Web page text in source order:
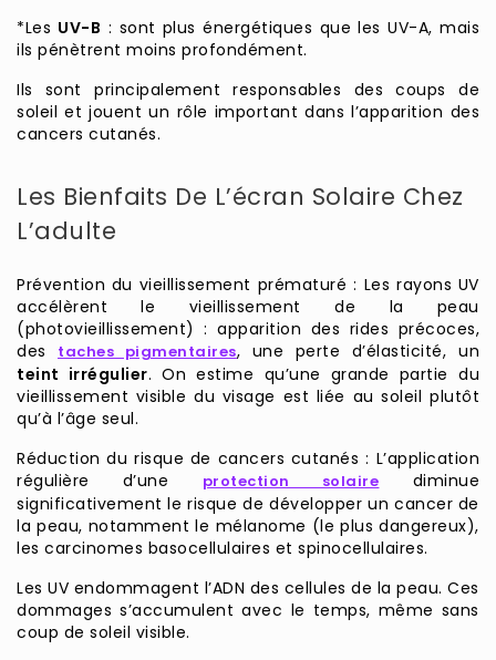
*Les UV-B : sont plus énergétiques que les UV-A, mais
ils pénètrent moins profondément.
Ils sont principalement responsables des coups de
soleil et jouent un rôle important dans l’apparition des
cancers cutanés.
Les Bienfaits De L’écran Solaire Chez
L’adulte
Prévention du vieillissement prématuré : Les rayons UV
accélèrent le vieillissement de la peau
(photovieillissement) : apparition des rides précoces,
des taches pigmentaires, une perte d’élasticité, un
teint irrégulier. On estime qu’une grande partie du
vieillissement visible du visage est liée au soleil plutôt
qu’à l’âge seul.
Réduction du risque de cancers cutanés : L’application
régulière d’une
protection solaire diminue
significativement le risque de développer un cancer de
la peau, notamment le mélanome (le plus dangereux),
les carcinomes basocellulaires et spinocellulaires.
Les UV endommagent l’ADN des cellules de la peau. Ces
dommages s’accumulent avec le temps, même sans
coup de soleil visible.